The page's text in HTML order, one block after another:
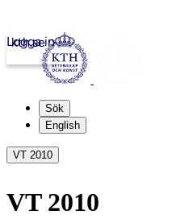
kth.se
Logga in
Sök
English
VT 2010
VT 2010